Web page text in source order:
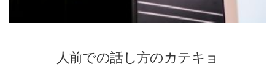
人前での話し方のカテキョ